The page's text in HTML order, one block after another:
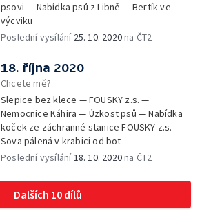
psovi — Nabídka psů z Libně — Bertík ve
výcviku
Poslední vysílání 25. 10. 2020na ČT2
18. října 2020
Chcete mě?
Slepice bez klece — FOUSKY z.s. —
Nemocnice Káhira — Úzkost psů — Nabídka
koček ze záchranné stanice FOUSKY z.s. —
Sova pálená v krabici od bot
Poslední vysílání18. 10. 2020na ČT2
Dalších 10 dílů